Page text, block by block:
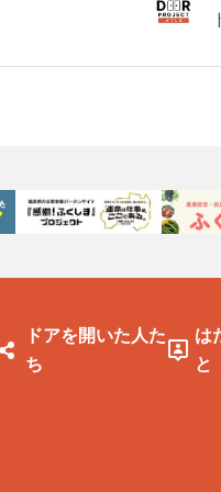
ドアを開いた人た
ち
は
と